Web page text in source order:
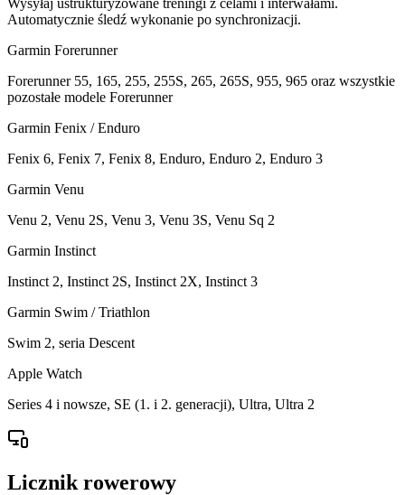
Wysyłaj ustrukturyzowane treningi z celami i interwałami.
Automatycznie śledź wykonanie po synchronizacji.
Garmin Forerunner
Forerunner 55, 165, 255, 255S, 265, 265S, 955, 965 oraz wszystkie
pozostałe modele Forerunner
Garmin Fenix / Enduro
Fenix 6, Fenix 7, Fenix 8, Enduro, Enduro 2, Enduro 3
Garmin Venu
Venu 2, Venu 2S, Venu 3, Venu 3S, Venu Sq 2
Garmin Instinct
Instinct 2, Instinct 2S, Instinct 2X, Instinct 3
Garmin Swim / Triathlon
Swim 2, seria Descent
Apple Watch
Series 4 i nowsze, SE (1. i 2. generacji), Ultra, Ultra 2
Licznik rowerowy